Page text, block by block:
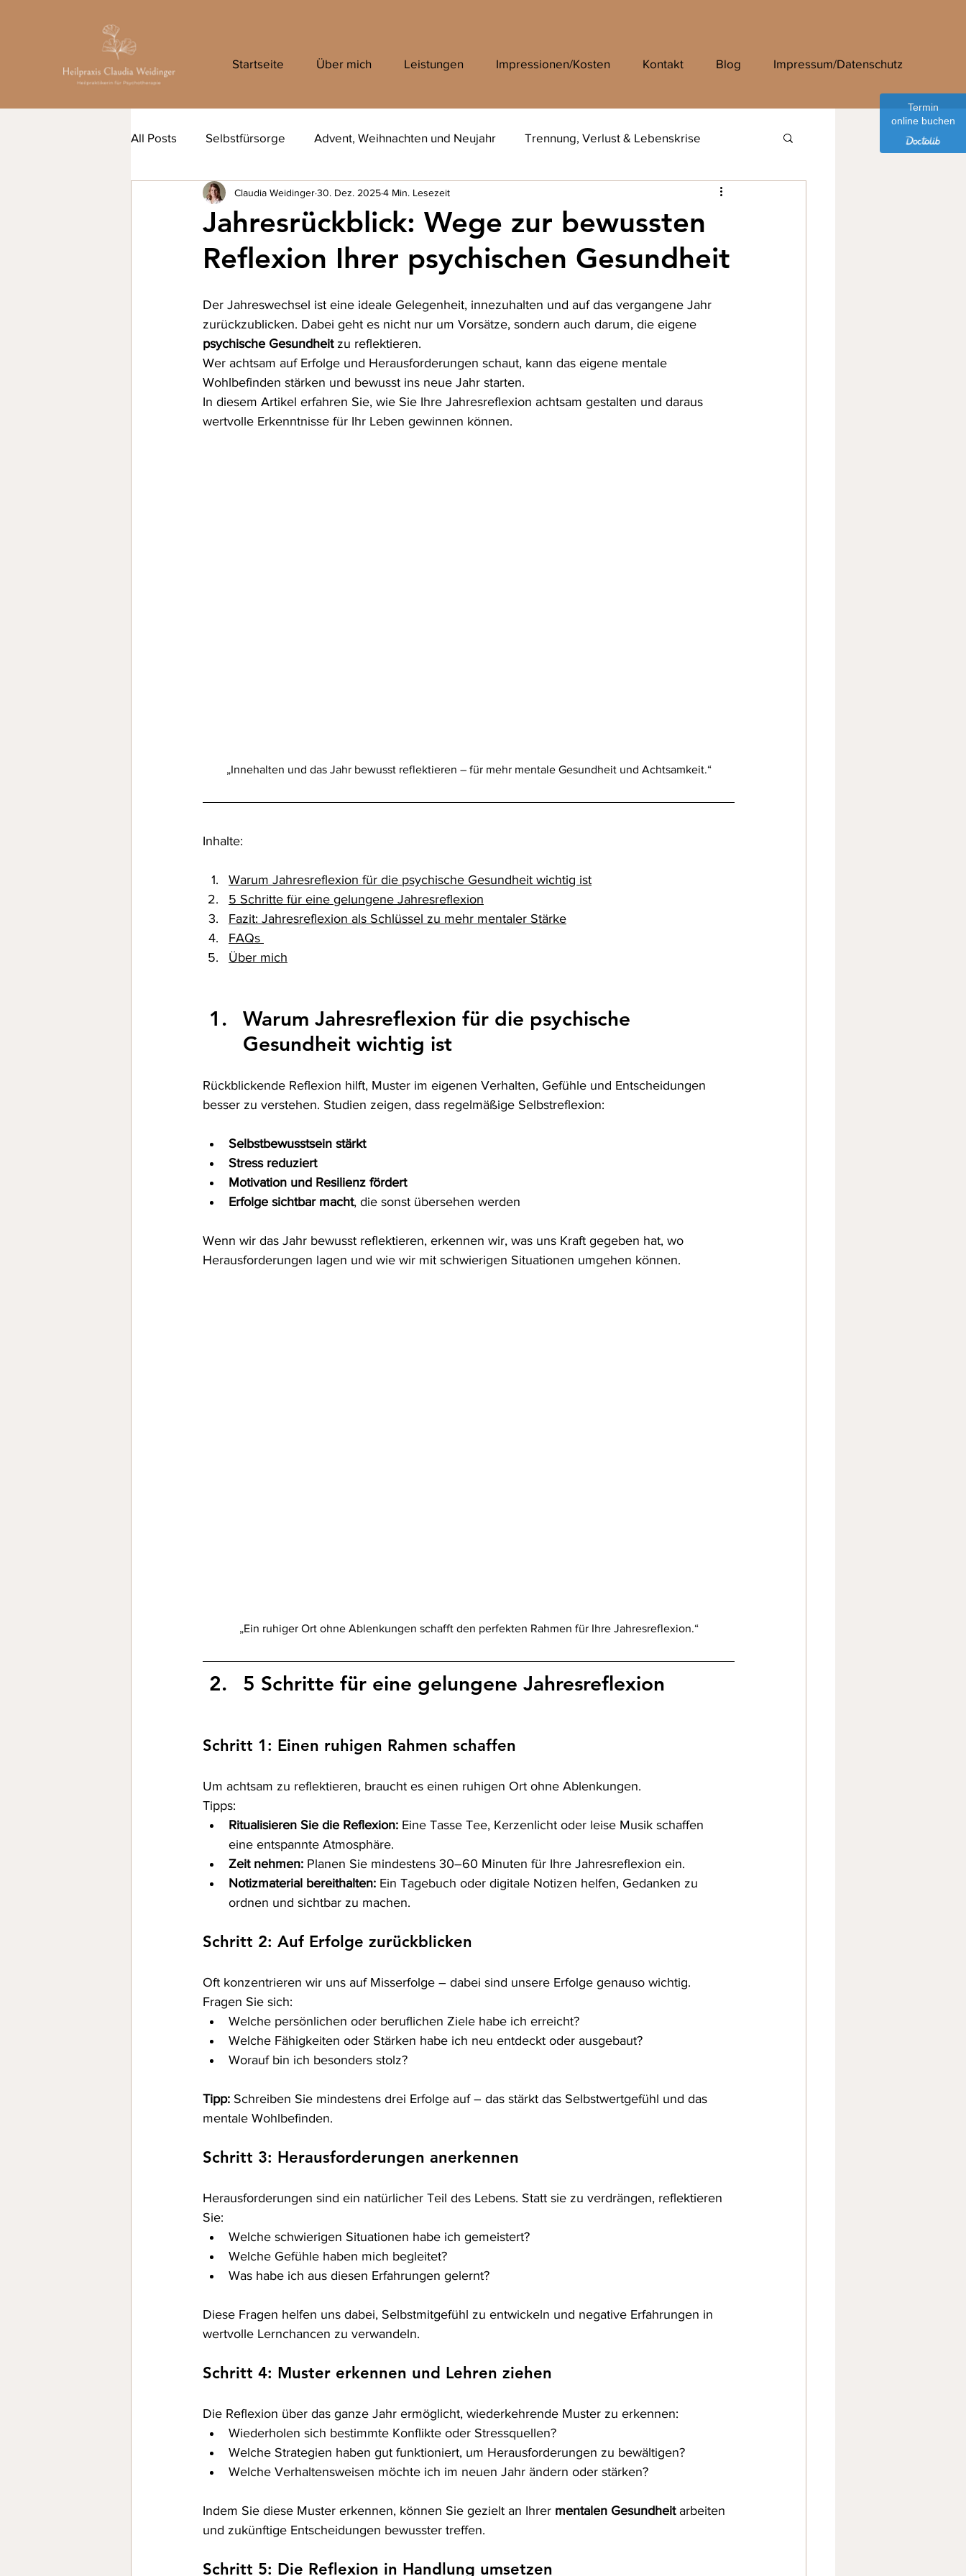
Termin
online buchen
Startseite Über mich Leistungen Impressionen/Kosten Kontakt Blog Impressum/Datenschutz
All Posts Selbstfürsorge Advent, Weihnachten und Neujahr Trennung, Verlust & Lebenskrise
Jahresrückblick: Wege zur bewussten
Reflexion Ihrer psychischen Gesundheit
Claudia Weidinger30. Dez. 20254 Min. Lesezeit
Der Jahreswechsel ist eine ideale Gelegenheit, innezuhalten und auf das vergangene Jahr
zurückzublicken. Dabei geht es nicht nur um Vorsätze, sondern auch darum, die eigene
psychische Gesundheit zu reflektieren.
Wer achtsam auf Erfolge und Herausforderungen schaut, kann das eigene mentale
Wohlbefinden stärken und bewusst ins neue Jahr starten.
In diesem Artikel erfahren Sie, wie Sie Ihre Jahresreflexion achtsam gestalten und daraus
wertvolle Erkenntnisse für Ihr Leben gewinnen können.
„Innehalten und das Jahr bewusst reflektieren – für mehr mentale Gesundheit und Achtsamkeit.“
Inhalte:
Warum Jahresreflexion für die psychische Gesundheit wichtig ist
5 Schritte für eine gelungene Jahresreflexion
Fazit: Jahresreflexion als Schlüssel zu mehr mentaler Stärke
FAQs
Über mich
Warum Jahresreflexion für die psychische
Gesundheit wichtig ist
Rückblickende Reflexion hilft, Muster im eigenen Verhalten, Gefühle und Entscheidungen
besser zu verstehen. Studien zeigen, dass regelmäßige Selbstreflexion:
Selbstbewusstsein stärkt
Stress reduziert
Motivation und Resilienz fördert
Erfolge sichtbar macht, die sonst übersehen werden
Wenn wir das Jahr bewusst reflektieren, erkennen wir, was uns Kraft gegeben hat, wo
Herausforderungen lagen und wie wir mit schwierigen Situationen umgehen können.
„Ein ruhiger Ort ohne Ablenkungen schafft den perfekten Rahmen für Ihre Jahresreflexion.“
5 Schritte für eine gelungene Jahresreflexion
Schritt 1: Einen ruhigen Rahmen schaffen
Um achtsam zu reflektieren, braucht es einen ruhigen Ort ohne Ablenkungen.
Tipps:
Ritualisieren Sie die Reflexion: Eine Tasse Tee, Kerzenlicht oder leise Musik schaffen
eine entspannte Atmosphäre.
Zeit nehmen: Planen Sie mindestens 30–60 Minuten für Ihre Jahresreflexion ein.
Notizmaterial bereithalten: Ein Tagebuch oder digitale Notizen helfen, Gedanken zu
ordnen und sichtbar zu machen.
Schritt 2: Auf Erfolge zurückblicken
Oft konzentrieren wir uns auf Misserfolge – dabei sind unsere Erfolge genauso wichtig.
Fragen Sie sich:
Welche persönlichen oder beruflichen Ziele habe ich erreicht?
Welche Fähigkeiten oder Stärken habe ich neu entdeckt oder ausgebaut?
Worauf bin ich besonders stolz?
Tipp: Schreiben Sie mindestens drei Erfolge auf – das stärkt das Selbstwertgefühl und das
mentale Wohlbefinden.
Schritt 3: Herausforderungen anerkennen
Herausforderungen sind ein natürlicher Teil des Lebens. Statt sie zu verdrängen, reflektieren
Sie:
Welche schwierigen Situationen habe ich gemeistert?
Welche Gefühle haben mich begleitet?
Was habe ich aus diesen Erfahrungen gelernt?
Diese Fragen helfen uns dabei, Selbstmitgefühl zu entwickeln und negative Erfahrungen in
wertvolle Lernchancen zu verwandeln.
Schritt 4: Muster erkennen und Lehren ziehen
Die Reflexion über das ganze Jahr ermöglicht, wiederkehrende Muster zu erkennen:
Wiederholen sich bestimmte Konflikte oder Stressquellen?
Welche Strategien haben gut funktioniert, um Herausforderungen zu bewältigen?
Welche Verhaltensweisen möchte ich im neuen Jahr ändern oder stärken?
Indem Sie diese Muster erkennen, können Sie gezielt an Ihrer mentalen Gesundheit arbeiten
und zukünftige Entscheidungen bewusster treffen.
Schritt 5: Die Reflexion in Handlung umsetzen